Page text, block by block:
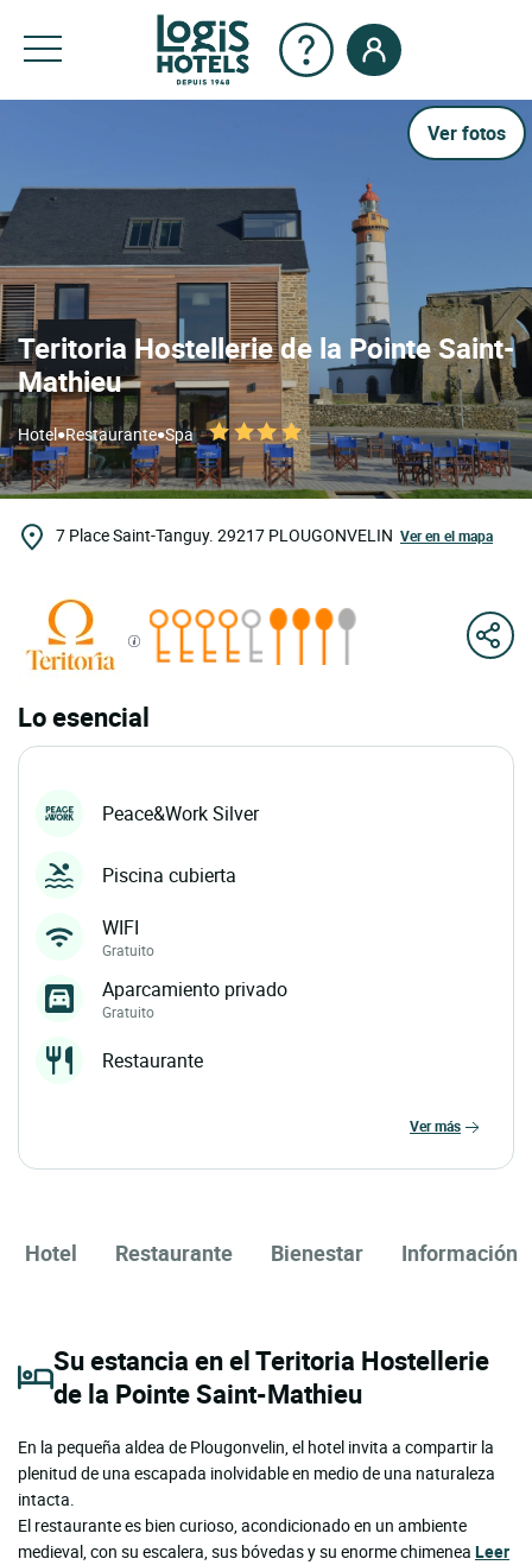
Ver fotos
Teritoria Hostellerie de la Pointe Saint-
Mathieu
Hotel•Restaurante•Spa
7 Place Saint-Tanguy. 29217 PLOUGONVELIN Ver en el mapa
Lo esencial
Peace&Work Silver
Piscina cubierta
WIFI
Gratuito
Aparcamiento privado
Gratuito
Restaurante
ver más
Hotel Restaurante Bienestar Información
Su estancia en el Teritoria Hostellerie
de la Pointe Saint-Mathieu
En la pequeña aldea de Plougonvelin, el hotel invita a compartir la
plenitud de una escapada inolvidable en medio de una naturaleza
intacta.
El restaurante es bien curioso, acondicionado en un ambiente
medieval, con su escalera, sus bóvedas y su enorme chimenea Leer